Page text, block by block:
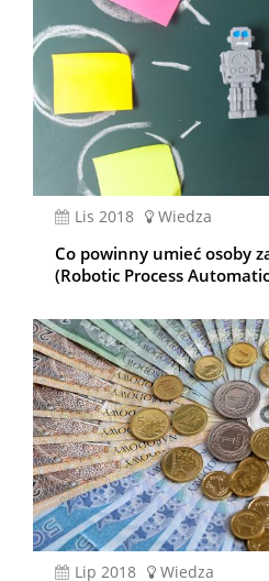
lis 2018 Wiedza
Co powinny umieć osoby
(Robotic Process
lip 2018 Wiedza